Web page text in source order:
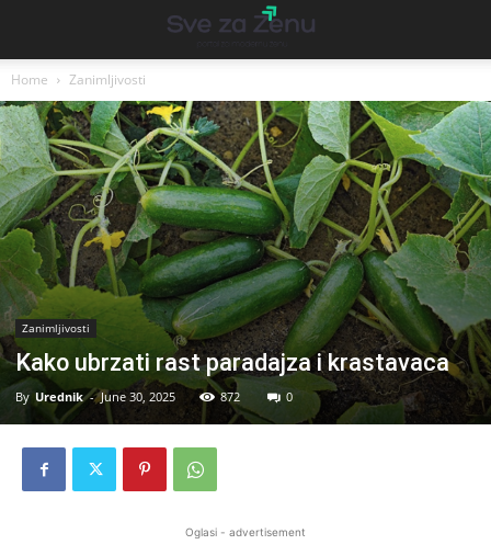
Home Zanimljivosti
Zanimljivosti
Kako ubrzati rast paradajza i krastavaca
By Urednik - June 30, 2025 872 0
Oglasi - advertisement